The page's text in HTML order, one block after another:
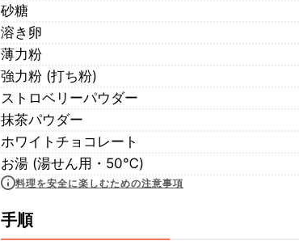
砂糖
溶き卵
薄力粉
強力粉 (打ち粉)
ストロベリーパウダー
抹茶パウダー
ホワイトチョコレート
お湯 (湯せん用・50℃)
料理を安全に楽しむための注意事項
手順